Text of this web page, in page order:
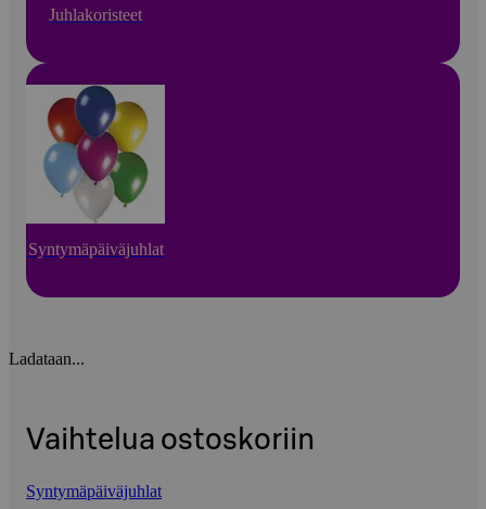
Juhlakoristeet
Syntymäpäiväjuhlat
Ladataan...
Vaihtelua ostoskoriin
Syntymäpäiväjuhlat